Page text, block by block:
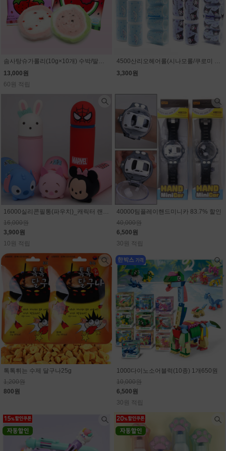
솜사탕슈가롤리(10g×10개) 수박/딸기 선택 (1개 1300원)
13,000원
60원 적립
4500산리오헤어롤(시나모롤/쿠로미 선택)
3,300원
16000실리콘필통(파우치)_캐릭터 랜덤(마블,스티치,디즈니)75.6% 할인
16,000원
3,900원
10원 적립
40000팀플레이핸드미니카 83.7% 할인
40,000원
6,500원
30원 적립
톡톡튀는 수제 달구나25g
1,200원
800원
1000다이노소어블럭(10종) 1개650원
10,000원
6,500원
30원 적립